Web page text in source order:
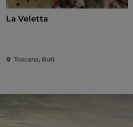
La Veletta
Toscana, Buti